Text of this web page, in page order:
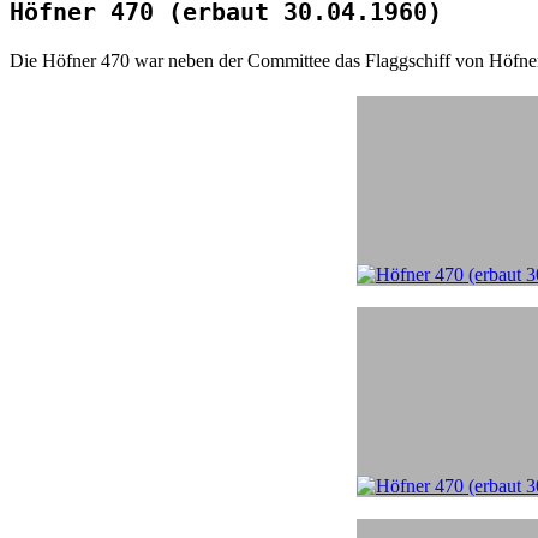
Höfner 470 (erbaut 30.04.1960)
Die Höfner 470 war neben der Committee das Flaggschiff von